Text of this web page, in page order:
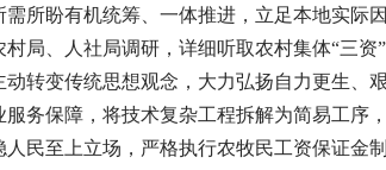
所盼有机统筹、一体推进，立足本地实际
局、人社局调研，详细听取农村集体“三
转变传统思想观念，大力弘扬自力更生
服务保障，将技术复杂工程拆解为简易工序
人民至上立场，严格执行农牧民工资保证金